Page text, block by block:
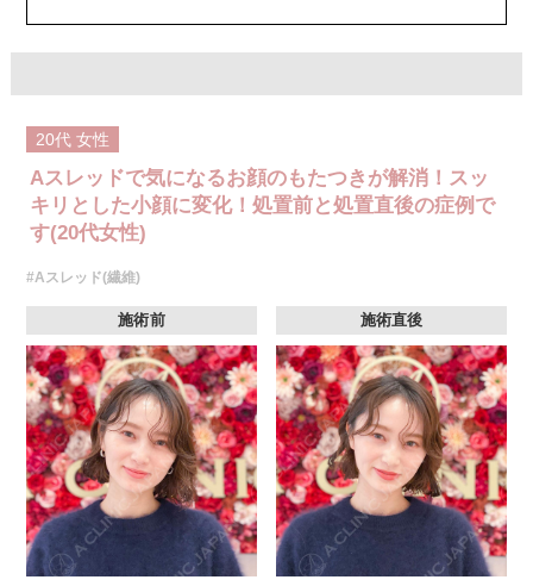
20代 女性
Aスレッドで気になるお顔のもたつきが解消！スッ
キリとした小顔に変化！処置前と処置直後の症例で
す(20代女性)
#Aスレッド(繊維)
施術前 施術直後